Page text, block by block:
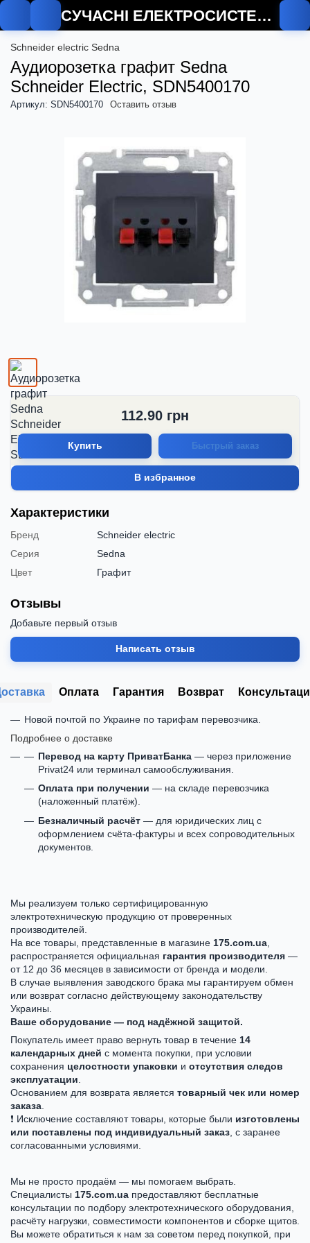
СУЧАСНІ ЕЛЕКТРОСИСТЕМИ
Schneider electric Sedna
Аудиорозетка графит Sedna
Schneider Electric, SDN5400170
Артикул: SDN5400170 Оставить отзыв
112.90 грн
Купить Быстрый заказ
В избранное
Характеристики
Бренд
Schneider electric
Серия
Sedna
Цвет
Графит
Отзывы
Добавьте первый отзыв
Написать отзыв
Оплата Гарантия Возврат
Новой почтой по Украине по тарифам перевозчика.
Подробнее о доставке
Перевод на карту ПриватБанка — через приложение
Privat24 или терминал самообслуживания.
Оплата при получении — на складе перевозчика
(наложенный платёж).
Безналичный расчёт — для юридических лиц с
оформлением счёта-фактуры и всех сопроводительных
документов.
Мы реализуем только сертифицированную
электротехническую продукцию от проверенных
производителей.
На все товары, представленные в магазине 175.com.ua
распространяется официальная гарантия производителя —
от 12 до 36 месяцев в зависимости от бренда и модели.
В случае выявления заводского брака мы гарантируем обмен
или возврат согласно действующему законодательству
Украины.
Ваше оборудование — под надёжной защитой.
Покупатель имеет право вернуть товар в течение 14
календарных дней с момента покупки, при условии
сохранения целостности упаковки и отсутствия следов
эксплуатации
Основанием для возврата является товарный чек или номер
заказа
❗ Исключение составляют товары, которые были изготовлены
или поставлены под индивидуальный заказ , с заранее
согласованными условиями.
Мы не просто продаём — мы помогаем выбрать.
Специалисты 175.com.ua предоставляют бесплатные
консультации по подбору электротехнического оборудования,
расчёту нагрузки, совместимости компонентов и сборке щитов.
Вы можете обратиться к нам за советом перед покупкой, при